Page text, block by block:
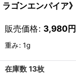
ラゴンエンパイア》
販売価格: 3,980円
重み: 1g
在庫数 13枚